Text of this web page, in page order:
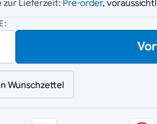
zur Lieferzeit:Pre-order,
Wunschzettel